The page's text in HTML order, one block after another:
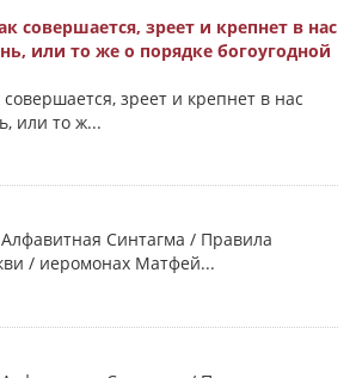
совершается, зреет и крепнет в нас
или то же о порядке богоугодной
зреет и крепнет в нас
или то ж...
Синтагма / Правила
/ иеромонах Матфей...